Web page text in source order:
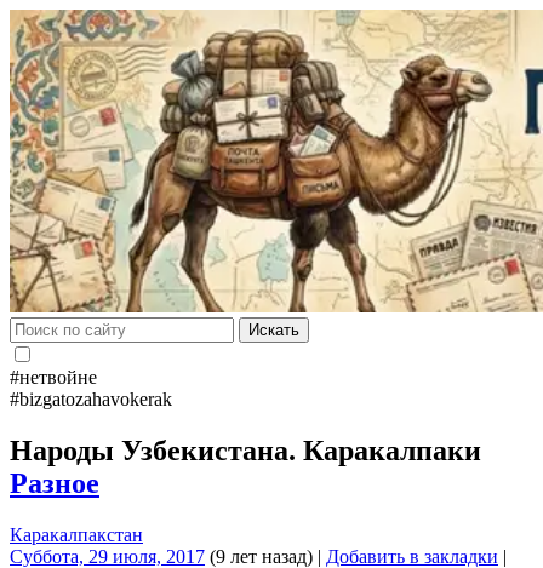
Искать
#нетвойне
#bizgatozahavokerak
Народы Узбекистана. Каракалпаки
Разное
Каракалпакстан
Суббота, 29 июля, 2017 (9 лет назад) | Добавить в закладки |